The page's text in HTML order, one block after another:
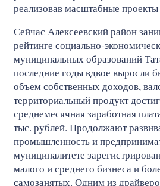
реализовав масштабные
Сейчас Алексеевский район
рейтинге социально-
муниципальных образований
последние годы вдвое выросли
объем собственных доходов,
территориальный продукт
среднемесячная заработная
тыс. рублей. Продолжают
промышленность и
муниципалитете
малого и среднего бизнеса и
самозанятых. Одним из